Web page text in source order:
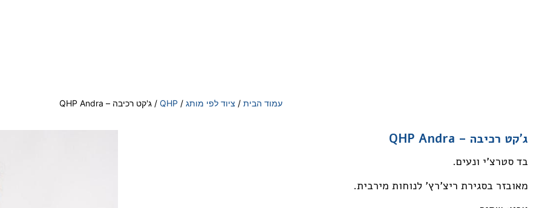
עמוד הבית/ ציוד לפי מותג/
QHP/ ג'קט רכיבה – QHP Andra
ג'קט רכיבה – QHP Andra
בד סטרצ'י ונעים.
מאובזר בסגירת ריצ'רץ' לנוחות מירבית.